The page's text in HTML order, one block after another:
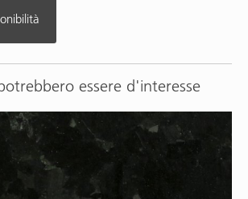
essere d'interesse